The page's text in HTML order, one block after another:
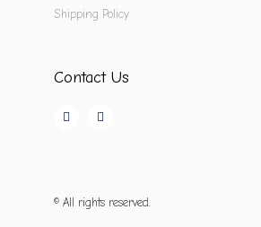
Shipping Policy
Contact Us
© All rights reserved.